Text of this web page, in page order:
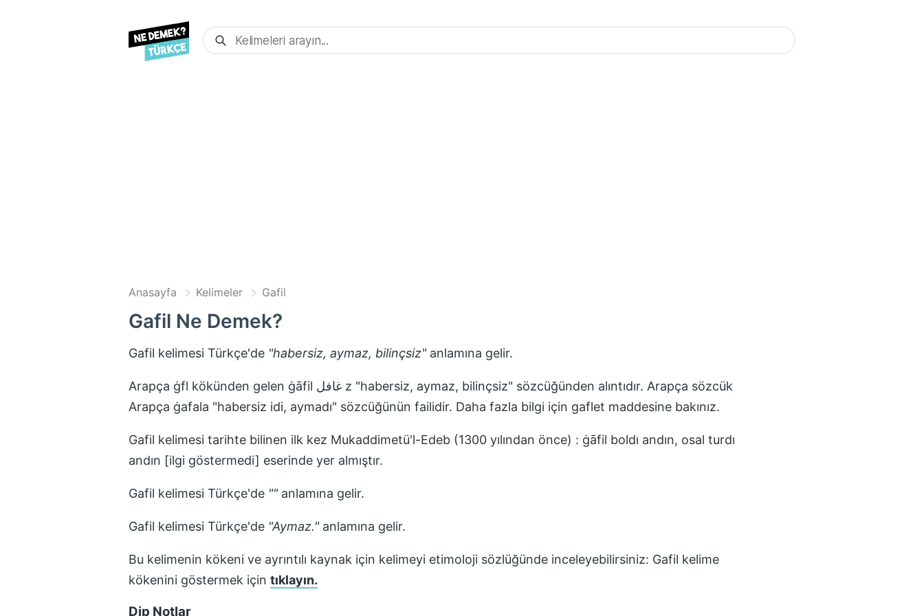
Anasayfa Kelimeler Gafil
Gafil Ne Demek?
Gafil kelimesi Türkçe'de "habersiz, aymaz, bilinçsiz"anlamına gelir.
Arapça ġfl kökünden gelen ġāfil غافل z "habersiz, aymaz, bilinçsiz" sözcüğünden alıntıdır. Arapça sözcük
Arapça ġafala "habersiz idi, aymadı" sözcüğünün failidir. Daha fazla bilgi için gaflet maddesine bakınız.
Gafil kelimesi tarihte bilinen ilk kez Mukaddimetü'l-Edeb (1300 yılından önce) : ġāfil boldı andın, osal turdı
andın [ilgi göstermedi] eserinde yer almıştır.
Gafil kelimesi Türkçe'de ""anlamına gelir.
Gafil kelimesi Türkçe'de "Aymaz."anlamına gelir.
Bu kelimenin kökeni ve ayrıntılı kaynak için kelimeyi etimoloji sözlüğünde inceleyebilirsiniz: Gafil kelime
kökenini göstermek için tıklayın.
Dip Notlar